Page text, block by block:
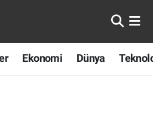
Ekonomi Dünya